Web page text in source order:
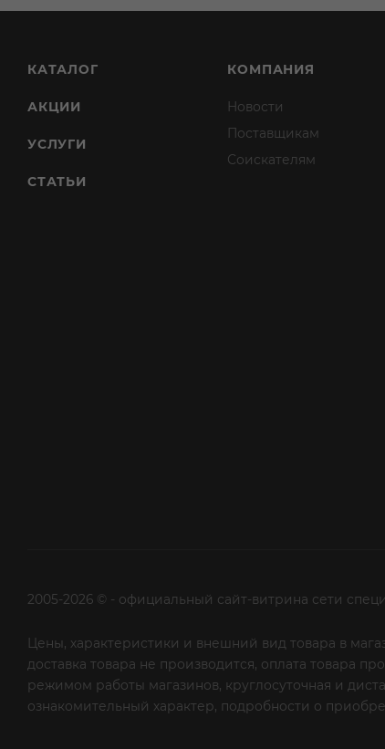
КАТАЛОГ
АКЦИИ
УСЛУГИ
СТАТЬИ
КОМПАНИЯ
Новости
Поставщикам
Соискателям
2005-2026 © - официальный сайт-витрина сети
Цены, характеристики и внешний вид товара в
доставка товара не производится, оплата товара
режимом работы магазинов, круглосуточная и
ознакомительный характер, подробности о